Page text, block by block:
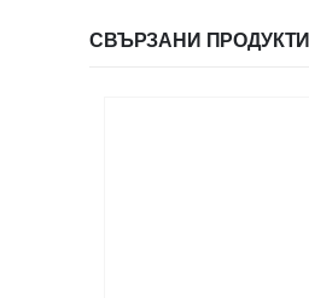
СВЪРЗАНИ ПРОДУКТИ